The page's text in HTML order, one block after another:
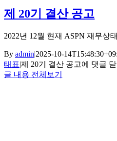
제 20기 결산 공고
2022년 12월 현재 ASPN 재무상
By admin|2025-10-
태표|제 20기 결산 공고에 댓글
글 내용 전체보기